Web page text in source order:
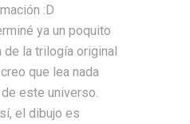
:D
ya un poquito
de la trilogía original
que lea nada
este universo.
el dibujo es